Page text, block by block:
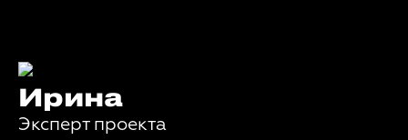
Ирина
Эксперт проекта